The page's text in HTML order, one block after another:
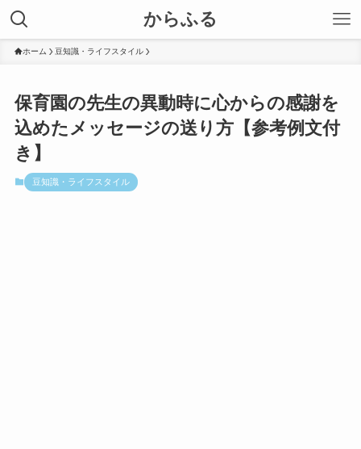
からふる
ホーム 豆知識・ライフスタイル
保育園の先生の異動時に心からの感謝を
込めたメッセージの送り方【参考例文付
き】
豆知識・ライフスタイル